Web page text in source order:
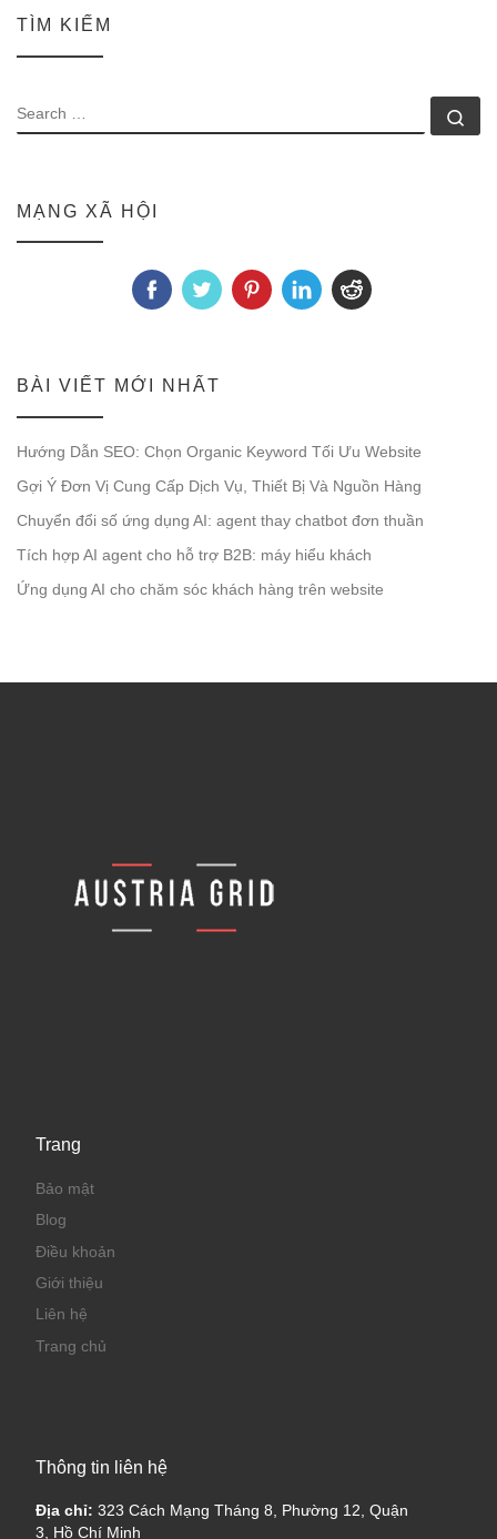
TÌM KIẾM
SEARCH
MẠNG XÃ HỘI
BÀI VIẾT MỚI NHẤT
Hướng Dẫn SEO: Chọn Organic Keyword Tối Ưu Website
Gợi Ý Đơn Vị Cung Cấp Dịch Vụ, Thiết Bị Và Nguồn Hàng
Chuyển đổi số ứng dụng AI: agent thay chatbot đơn thuần
Tích hợp AI agent cho hỗ trợ B2B: máy hiểu khách
Ứng dụng AI cho chăm sóc khách hàng trên website
Trang
Bảo mật
Blog
Điều khoản
Giới thiệu
Liên hệ
Trang chủ
Thông tin liên hệ
Địa chỉ: 323 Cách Mạng Tháng 8, Phường 12, Quận
3, Hồ Chí Minh